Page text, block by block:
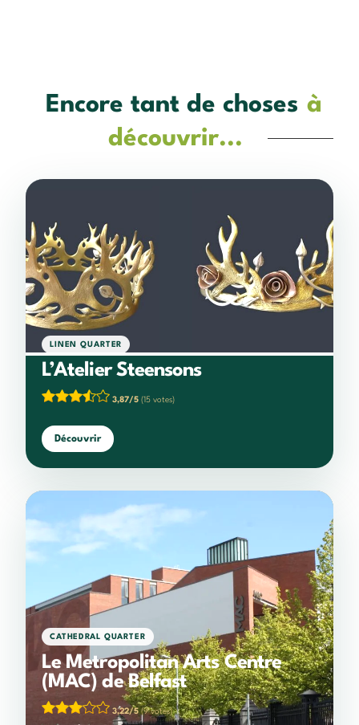
Encore tant de choses à
découvrir...
LINEN QUARTER
L’Atelier Steensons
3,87/5 (15 votes)
Découvrir
CATHEDRAL QUARTER
Le Metropolitan Arts Centre
(MAC) de Belfast
3,22/5 (9 votes)